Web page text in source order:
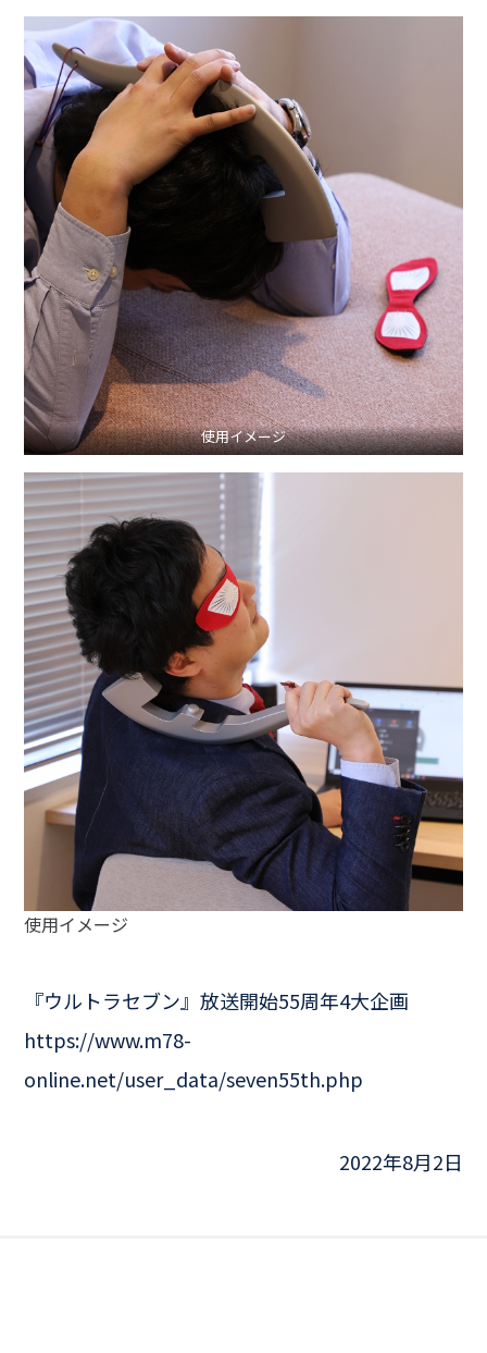
使用イメージ
使用イメージ
『ウルトラセブン』放送開始55周年4大企画
https://www.m78-
online.net/user_data/seven55th.php
2022年8月2日